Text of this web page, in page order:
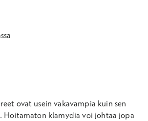
ovat usein vakavampia kuin sen
Hoitamaton klamydia voi johtaa jopa